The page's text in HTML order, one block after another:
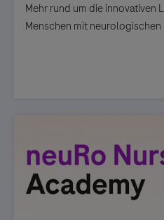
Mehr rund um die innovativen
Menschen mit